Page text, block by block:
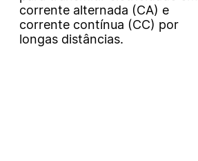
corrente alternada (CA) e
corrente contínua (CC) por
longas distâncias.